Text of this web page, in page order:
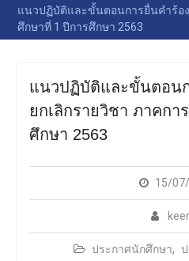
Author Guidelines
Manuscript
วิจัยสาธารณสุขศาสต
ยินดีต้อนรับคณะกรรม
ตรวจประเมินคุณภาพ
ศึกษาภายใน ระดับหลั
(AUN QA / TQF) ประจ
แนวปฏิบัติและขั้นตอนการยื่นคำร้อ
ศึกษาที่ 1 ปีการศึกษา 2563
แนวปฏิบัติและขั้นตอน
ยกเลิกรายวิชา ภาคกา
ศึกษา 2563
15/
ประกาศนักศึกษา,